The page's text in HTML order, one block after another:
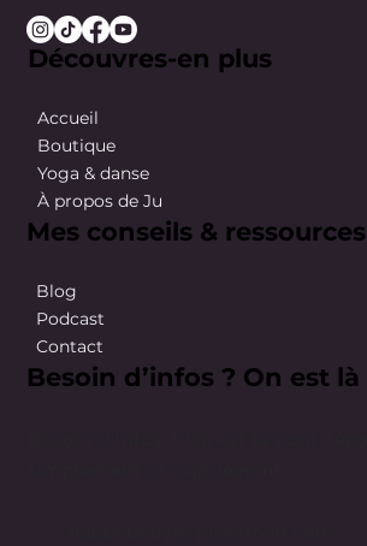
Découvres-en plus
Accueil
Boutique
Yoga & danse
À propos de Ju
Mes conseils & ressources
Blog
Podcast
Contact
Besoin d’infos ? On est là